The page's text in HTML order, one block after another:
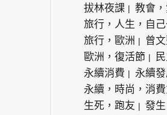
拔林夜課
教會，
旅行，人生，自
旅行，歐洲
曾
歐洲，復活節
永續消費
永續
永續，時尚，消
生死，跑友
發生